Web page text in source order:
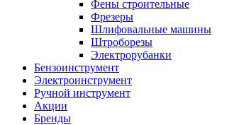
Фены строительные
Фрезеры
Шлифовальные машины
Штроборезы
Электрорубанки
Бензоинструмент
Электроинструмент
Ручной инструмент
Акции
Бренды